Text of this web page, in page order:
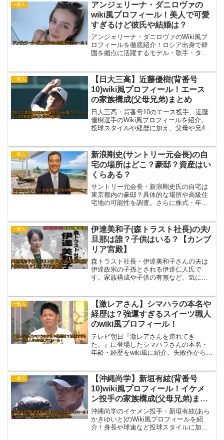
一般人
アンジェリーナ・ダニロヴァの
wiki風プロフィール！美人で可愛
すぎるけど彼氏や結婚は？
アンジェリーナ・ダニロヴァのWiki風プ
ロフィールを徹底紹介！ロシア出身で韓
国を拠点に活躍するモデル・歌手・タレ
ついても最新情報を調査しています。
一般人
【日大三高】近藤優樹(背番号
10)wiki風プロフィール！エース
の家族構成(父母兄弟)まとめ
日大三高・背番号10のエース投手、近藤
優樹選手のWiki風プロフィールを紹介。
投球スタイルや経歴に加え、父母や兄4人
一般人
新浪剛史(サントリー元会長)の自
宅の場所はどこ？豪邸？資産はい
くらある？
サントリー元会長・新浪剛史氏の自宅は
東京都内の豪邸？具体的な場所や高級住
宅地の可能性を調査。さらに株式・年
一般人
伊達美和子(森トラスト社長)の夫/
旦那は誰？子供はいる？【カンブ
リア宮殿】
森トラスト社長・伊達美和子さんの夫は
伊達政宗の子孫とされる伊達仁人氏で
す。家族構成や子供の有無など、気にな
一般人
【激レアさん】シマハラの本名や
経歴は？強運すぎるスイーツ職人
のwiki風プロフィール！
テレビ朝日『激レアさんを連れてき
た。』に登場したシマハラさんの本名・
年齢・経歴をwiki風に紹介。失敗作から奇
運スイーツ職人の素顔に迫ります。
一般人
【沖縄尚学】新垣有絃(背番号
10)wiki風プロフィール！イケメ
ン投手の家族構成(父母兄弟)まと
め
沖縄尚学のイケメン投手・新垣有絃(あら
かきゆいと)のWiki風プロフィールを紹
介！身長や球速など投球スタイルに加